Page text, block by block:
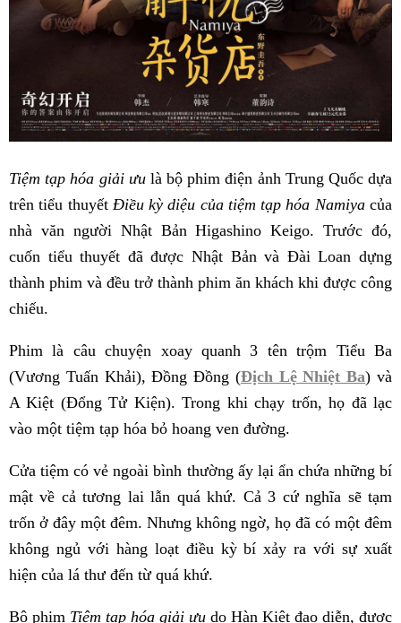
Tiệm tạp hóa giải ưulà bộ phim điện ảnh Trung Quốc dựa
trên tiểu thuyết Điều kỳ diệu của tiệm tạp hóa Namiyacủa
nhà văn người Nhật Bản Higashino Keigo. Trước đó,
cuốn tiểu thuyết đã được Nhật Bản và Đài Loan dựng
thành phim và đều trở thành phim ăn khách khi được công
chiếu.
Phim là câu chuyện xoay quanh 3 tên trộm Tiểu Ba
(Vương Tuấn Khải), Đồng Đồng (Địch Lệ Nhiệt Ba) và
A Kiệt (Đổng Tử Kiện). Trong khi chạy trốn, họ đã lạc
vào một tiệm tạp hóa bỏ hoang ven đường.
Cửa tiệm có vẻ ngoài bình thường ấy lại ẩn chứa những bí
mật về cả tương lai lẫn quá khứ. Cả 3 cứ nghĩa sẽ tạm
trốn ở đây một đêm. Nhưng không ngờ, họ đã có một đêm
không ngủ với hàng loạt điều kỳ bí xảy ra với sự xuất
hiện của lá thư đến từ quá khứ.
Bộ phim Tiệm tạp hóa giải ưu do Hàn Kiệt đạo diễn, được